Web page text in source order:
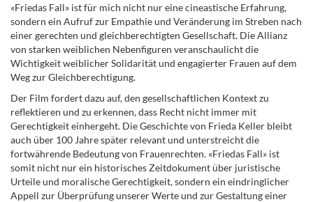
«Friedas Fall» ist für mich nicht nur eine cineastische Erfahrung,
sondern ein Aufruf zur Empathie und Veränderung im Streben nach
einer gerechten und gleichberechtigten Gesellschaft. Die Allianz
von starken weiblichen Nebenfiguren veranschaulicht die
Wichtigkeit weiblicher Solidarität und engagierter Frauen auf dem
Weg zur Gleichberechtigung.
Der Film fordert dazu auf, den gesellschaftlichen Kontext zu
reflektieren und zu erkennen, dass Recht nicht immer mit
Gerechtigkeit einhergeht. Die Geschichte von Frieda Keller bleibt
auch über 100 Jahre später relevant und unterstreicht die
fortwährende Bedeutung von Frauenrechten. «Friedas Fall» ist
somit nicht nur ein historisches Zeitdokument über juristische
Urteile und moralische Gerechtigkeit, sondern ein eindringlicher
Appell zur Überprüfung unserer Werte und zur Gestaltung einer